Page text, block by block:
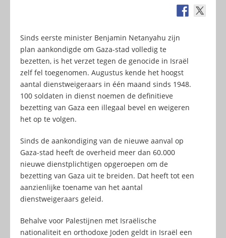
Sinds eerste minister Benjamin Netanyahu zijn
plan aankondigde om Gaza-stad volledig te
bezetten, is het verzet tegen de genocide in Israël
zelf fel toegenomen. Augustus kende het hoogst
aantal dienstweigeraars in één maand sinds 1948.
100 soldaten in dienst noemen de definitieve
bezetting van Gaza een illegaal bevel en weigeren
het op te volgen.
Sinds de aankondiging van de nieuwe aanval op
Gaza-stad heeft de overheid meer dan 60.000
nieuwe dienstplichtigen opgeroepen om de
bezetting van Gaza uit te breiden. Dat heeft tot een
aanzienlijke toename van het aantal
dienstweigeraars geleid.
Behalve voor Palestijnen met Israëlische
nationaliteit en orthodoxe Joden geldt in Israël een